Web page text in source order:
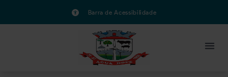
Barra de Acessibilidade